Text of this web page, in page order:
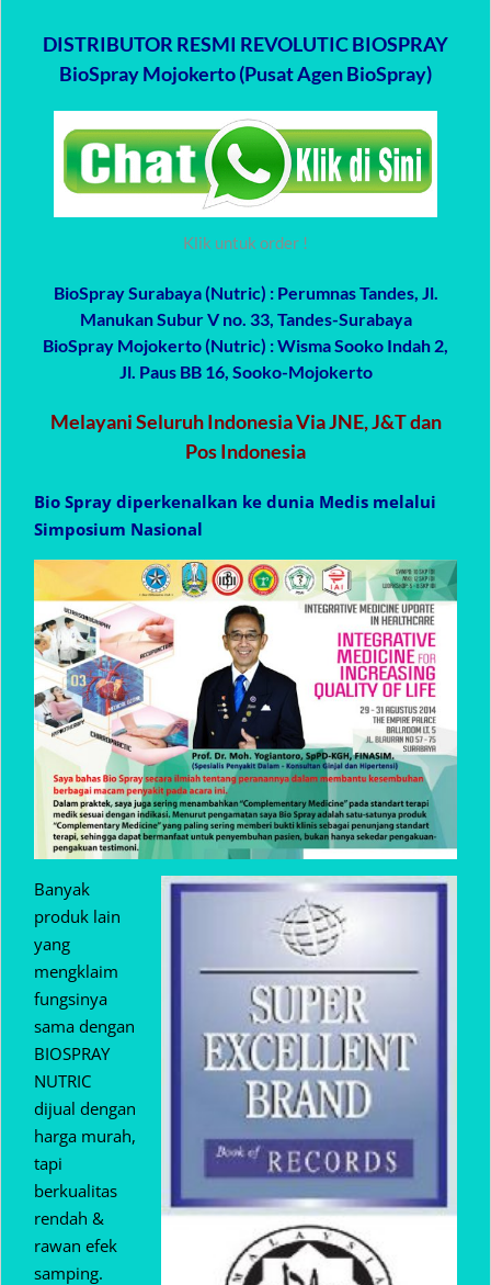
DISTRIBUTOR RESMI REVOLUTIC BIOSPRAY
BioSpray Mojokerto (Pusat Agen BioSpray)
Klik untuk order !
BioSpray Surabaya (Nutric) : Perumnas Tandes, Jl.
Manukan Subur V no. 33, Tandes-Surabaya
BioSpray Mojokerto (Nutric) : Wisma Sooko Indah 2,
Jl. Paus BB 16, Sooko-Mojokerto
Melayani Seluruh Indonesia Via JNE, J&T dan
Pos Indonesia
Bio Spray diperkenalkan ke dunia Medis melalui
Simposium Nasional
Banyak
produk lain
yang
mengklaim
fungsinya
sama dengan
BIOSPRAY
NUTRIC
dijual dengan
harga murah,
tapi
berkualitas
rendah &
rawan efek
samping.